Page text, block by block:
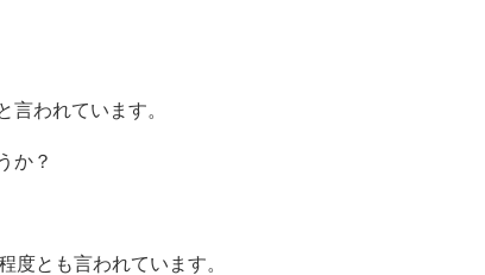
言われています。
か？
度とも言われています。